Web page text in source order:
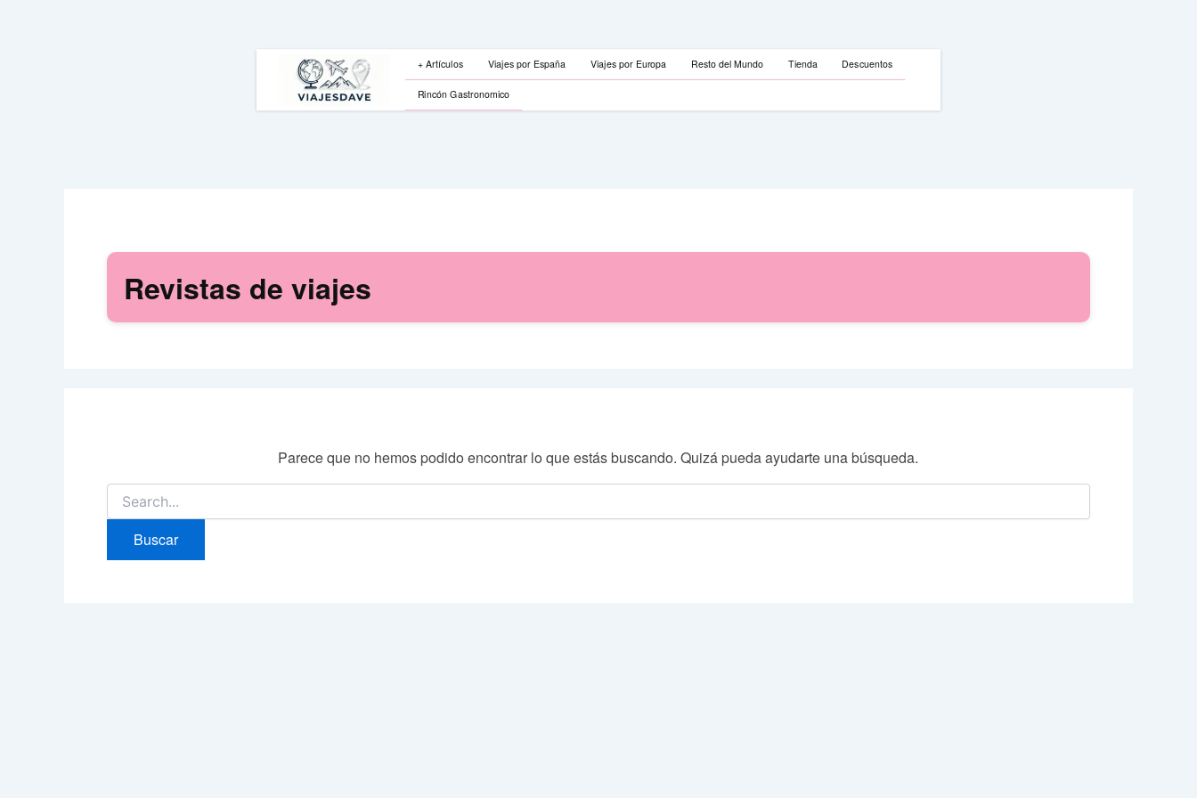
+ Artículos Viajes por España Viajes por Europa Resto del Mundo Tienda Descuentos
Rincón Gastronomico
Revistas de viajes
Parece que no hemos podido encontrar lo que estás buscando. Quizá pueda ayudarte una búsqueda.
Buscar
por: